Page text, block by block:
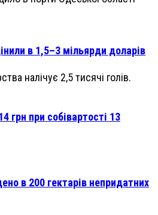
в 1,5–3 мільярди доларів
грн при собівартості 13
в 200 гектарів непридатних